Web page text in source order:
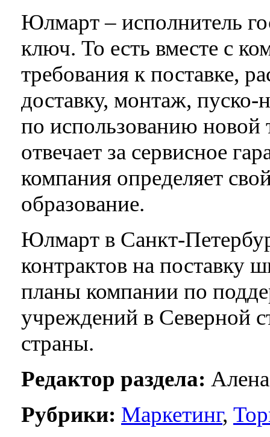
Юлмарт – исполнитель
ключ. То есть вместе с
требования к поставке,
доставку, монтаж,
по использованию
отвечает за сервисное
компания определяет
образование.
Юлмарт в Санкт-
контрактов на поставку
планы компании по
учреждений в Северной
страны.
Редактор раздела:
Рубрики: Маркетинг,